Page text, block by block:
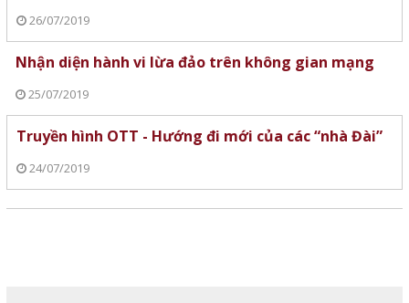
26/07/2019
Nhận diện hành vi lừa đảo trên không gian mạng
25/07/2019
Truyền hình OTT - Hướng đi mới của các “nhà Đài”
24/07/2019